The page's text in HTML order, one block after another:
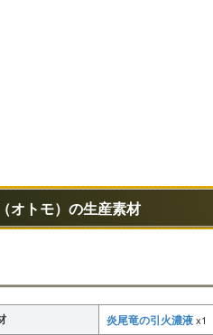
オトモ）の生産素材
炎尾竜の引火濃液x1